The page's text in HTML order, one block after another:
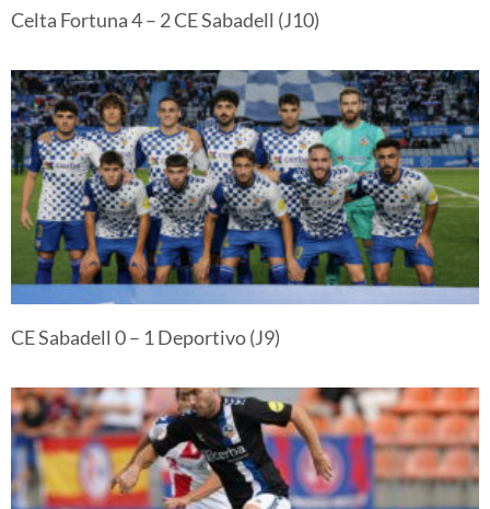
Celta Fortuna 4 – 2 CE Sabadell (J10)
CE Sabadell 0 – 1 Deportivo (J9)